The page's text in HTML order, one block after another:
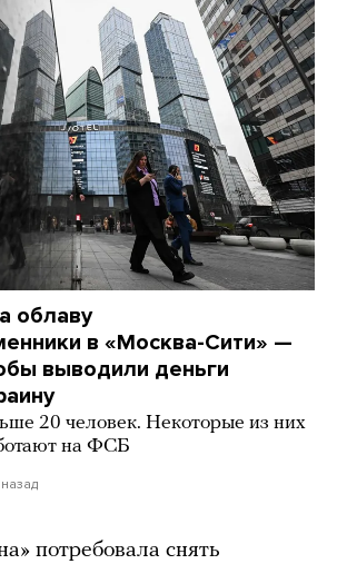
облаву
в «Москва-Сити» —
выводили деньги
20 человек. Некоторые из них
на ФСБ
потребовала снять